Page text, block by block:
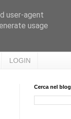
LOGIN
Cerca nel blog
user-agent
usage